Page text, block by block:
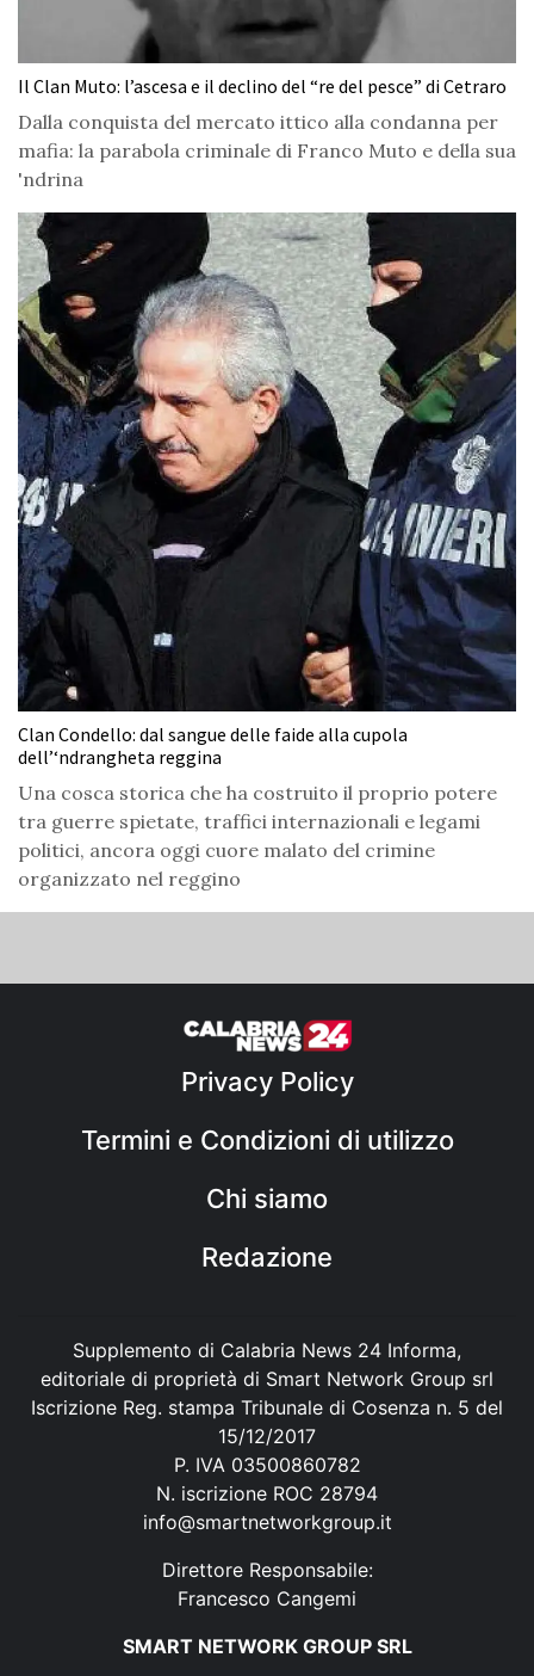
Il Clan Muto: l’ascesa e il declino del “re del pesce” di Cetraro
Dalla conquista del mercato ittico alla condanna per
mafia: la parabola criminale di Franco Muto e della sua
'ndrina
Clan Condello: dal sangue delle faide alla cupola
dell’‘ndrangheta reggina
Una cosca storica che ha costruito il proprio potere
tra guerre spietate, traffici internazionali e legami
politici, ancora oggi cuore malato del crimine
organizzato nel reggino
Privacy Policy
Termini e Condizioni di utilizzo
Chi siamo
Redazione
Supplemento di Calabria News 24 Informa,
editoriale di proprietà di Smart Network Group srl
Iscrizione Reg. stampa Tribunale di Cosenza n. 5 del
15/12/2017
P. IVA 03500860782
N. iscrizione ROC 28794
info@smartnetworkgroup.it
Direttore Responsabile:
Francesco Cangemi
SMART NETWORK GROUP SRL